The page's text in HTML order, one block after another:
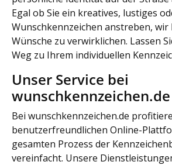
Egal ob Sie ein kreatives, lustiges
Wunschkennzeichen anstreben,
Wünsche zu verwirklichen. Lassen
Weg zu Ihrem individuellen
Unser Service bei
wunschkennzeichen.de
Bei wunschkennzeichen.de
benutzerfreundlichen Online-
gesamten Prozess der
vereinfacht. Unsere